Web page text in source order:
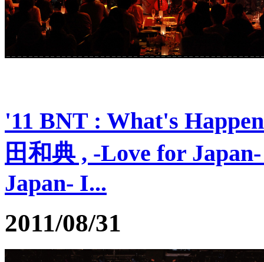
'11 BNT : What's
田和典 , -Love for
Japan- I...
2011/08/31